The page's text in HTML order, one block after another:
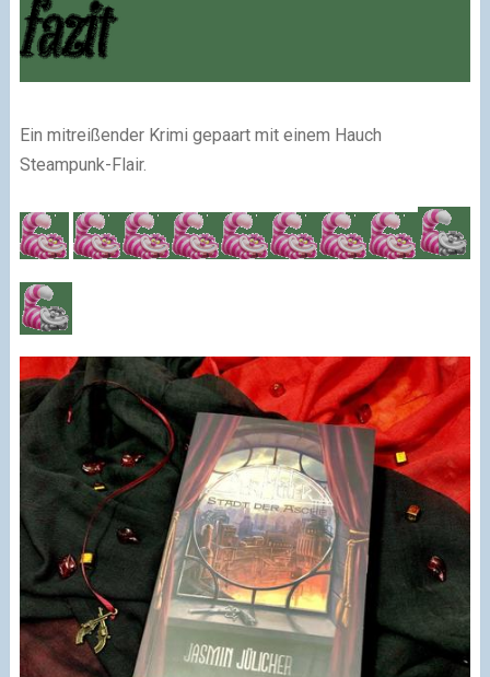
Ein mitreißender Krimi gepaart mit einem Hauch
Steampunk-Flair.